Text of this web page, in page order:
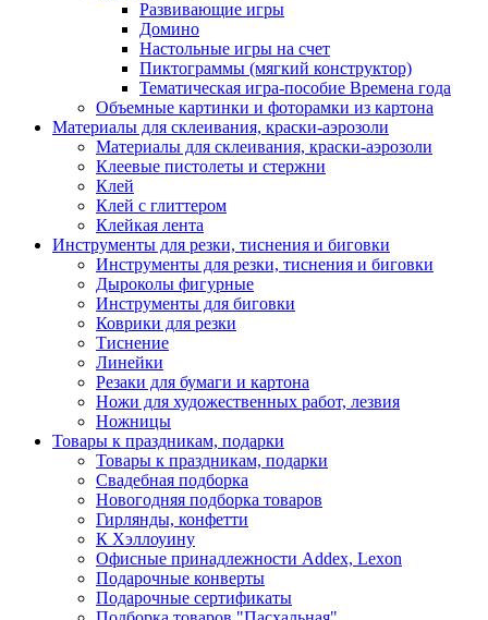
Развивающие игры
Домино
Настольные игры на счет
Пиктограммы (мягкий конструктор)
Тематическая игра-пособие Времена года
Объемные картинки и фоторамки из картона
Материалы для склеивания, краски-аэрозоли
Материалы для склеивания, краски-аэрозоли
Клеевые пистолеты и стержни
Клей
Клей с глиттером
Клейкая лента
Инструменты для резки, тиснения и биговки
Инструменты для резки, тиснения и биговки
Дыроколы фигурные
Инструменты для биговки
Коврики для резки
Тиснение
Линейки
Резаки для бумаги и картона
Ножи для художественных работ, лезвия
Ножницы
Товары к праздникам, подарки
Товары к праздникам, подарки
Свадебная подборка
Новогодняя подборка товаров
Гирлянды, конфетти
К Хэллоуину
Офисные принадлежности Addex, Lexon
Подарочные конверты
Подарочные сертификаты